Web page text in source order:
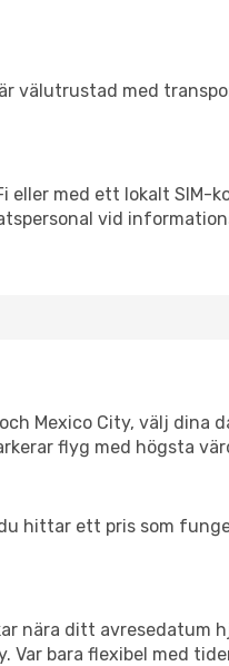
välutrustad med
eller med ett lokalt
vid
Mexico City, välj dina
flyg med högsta
hittar ett pris som
nära ditt avresedatum
bara flexibel med